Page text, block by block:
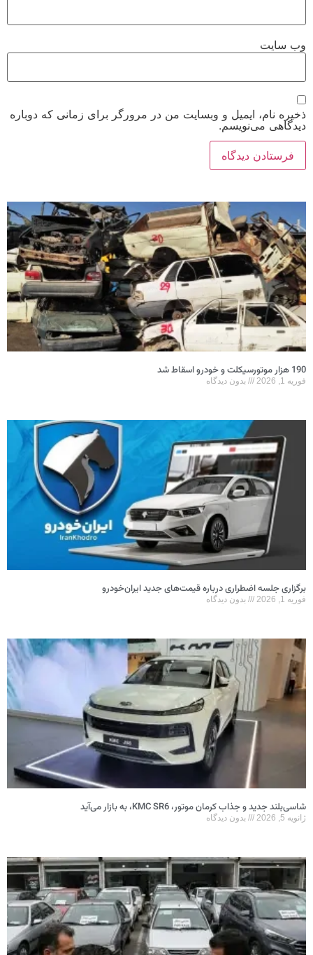
وب‌ سایت
ذخیره نام، ایمیل و وبسایت من در مرورگر برای زمانی که دوباره
دیدگاهی می‌نویسم.
190 هزار موتورسیکلت و خودرو اسقاط شد
فوریه 1, 2026 بدون دیدگاه
برگزاری جلسه اضطراری درباره قیمت‌های جدید ایران‌خودرو
فوریه 1, 2026 بدون دیدگاه
شاسی‌بلند جدید و جذاب کرمان موتور، KMC SR6، به بازار می‌آید
ژانویه 5, 2026 بدون دیدگاه